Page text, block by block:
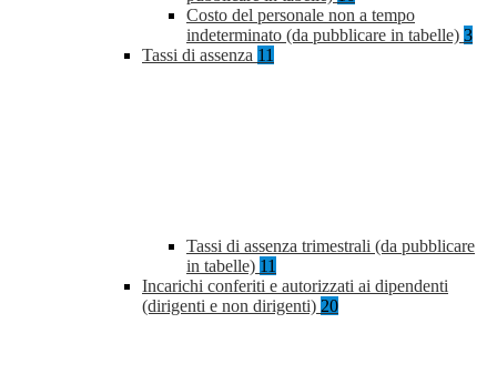
Costo del personale non a tempo
indeterminato (da pubblicare in tabelle) 3
Tassi di assenza 11
Tassi di assenza trimestrali (da pubblicare
in tabelle) 11
Incarichi conferiti e autorizzati ai dipendenti
(dirigenti e non dirigenti) 20